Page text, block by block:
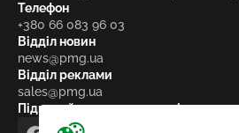
Телефон
+380 66 083 96 03
Відділ новин
news@pmg.ua
Відділ реклами
sales@pmg.ua
Підписуйтесь на нас у соціальних